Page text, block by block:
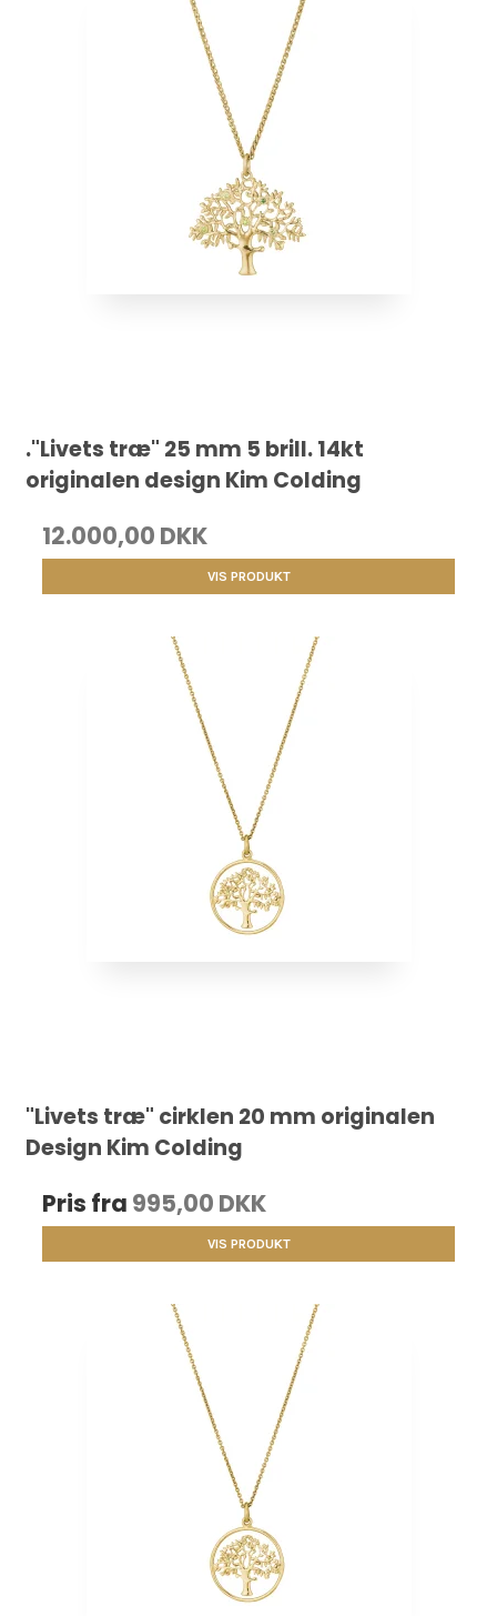
."Livets træ" 25 mm 5 brill. 14kt
originalen design Kim Colding
12.000,00 DKK
VIS PRODUKT
"Livets træ" cirklen 20 mm originalen
Design Kim Colding
Pris fra 995,00 DKK
VIS PRODUKT